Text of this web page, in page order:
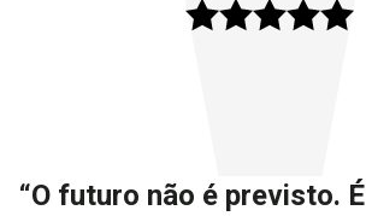
“O futuro não é previsto. É